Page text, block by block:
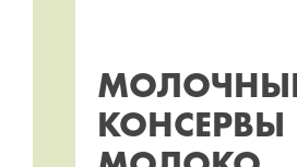
КОНСЕРВЫ